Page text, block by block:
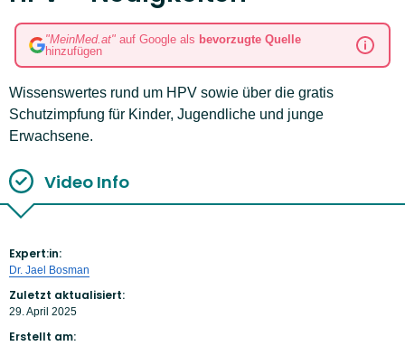
"MeinMed.at" auf Google als bevorzugte Quelle
hinzufügen
Wissenswertes rund um HPV sowie über die gratis
Schutzimpfung für Kinder, Jugendliche und junge
Erwachsene.
Video Info
Expert:in:
Dr. Jael Bosman
Zuletzt aktualisiert:
29. April 2025
Erstellt am: